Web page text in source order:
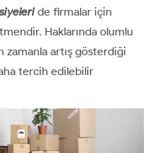
de firmalar için
Haklarında olumlu
zamanla artış gösterdiği
tercih edilebilir